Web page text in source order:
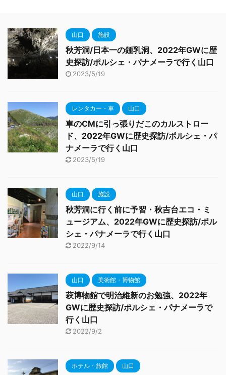
山口 施設
秋芳洞/日本一の鍾乳洞、2022年GWに歴
史探訪/ポルシェ・パナメーラで行く山口
2023/5/19
レンタカー・車 山口
車のCMに引っ張りだこのカルストロー
ド、2022年GWに歴史探訪/ポルシェ・パ
ナメーラで行く山口
2023/5/19
山口 施設
秋芳洞に行く前に予習・秋吉台エコ・ミ
ュージアム、2022年GWに歴史探訪/ポル
シェ・パナメーラで行く山口
2022/9/14
山口 美術館・博物館
萩博物館で明治維新のお勉強、2022年
GWに歴史探訪/ポルシェ・パナメーラで
行く山口
2022/9/2
ホテル・旅館 山口